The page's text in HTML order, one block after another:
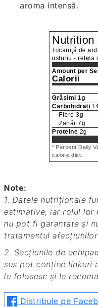
aroma intensă.
Nutrition
Tocaniţă de
usturiu - reteta
Amount per
Calorii
Grăsimi 1g
Carbohidrați
Fibre 3g
Zahăr 7g
Proteine 2g
* Percent Daily
calorie diet.
Note:
1. Datele nutriționale furnizate la unele rețete sunt
estimative, iar rolul lor
nu pot fi garantate și
tratamentul
2. Secțiunile de echipamente și ingrediente de mai
sus pot conține linkuri
le folosesc și le
Distribuie pe